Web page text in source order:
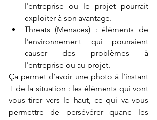
l'entreprise ou le projet pourrait
exploiter à son avantage.
Threats (Menaces) : éléments de
l'environnement qui pourraient
causer des problèmes à
l'entreprise ou au projet.
Ça permet d’avoir une photo à l’instant
T de la situation : les éléments qui vont
vous tirer vers le haut, ce qui va vous
permettre de persévérer quand les